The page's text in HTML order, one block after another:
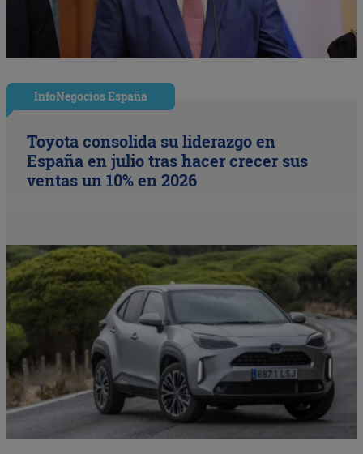
InfoNegocios España
Toyota consolida su liderazgo en
España en julio tras hacer crecer sus
ventas un 10% en 2026